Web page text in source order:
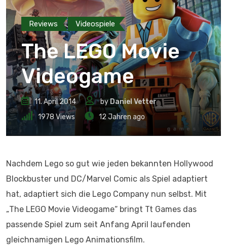
Reviews Videospiele
The LEGO Movie
Videogame
11. April 2014 byDaniel Vetter
1978Views 12 Jahren ago
Nachdem Lego so gut wie jeden bekannten Hollywood
Blockbuster und DC/Marvel Comic als Spiel adaptiert
hat, adaptiert sich die Lego Company nun selbst. Mit
„The LEGO Movie Videogame“ bringt Tt Games das
passende Spiel zum seit Anfang April laufenden
gleichnamigen Lego Animationsfilm.